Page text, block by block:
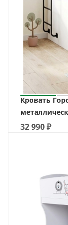
Кровать
32 990₽